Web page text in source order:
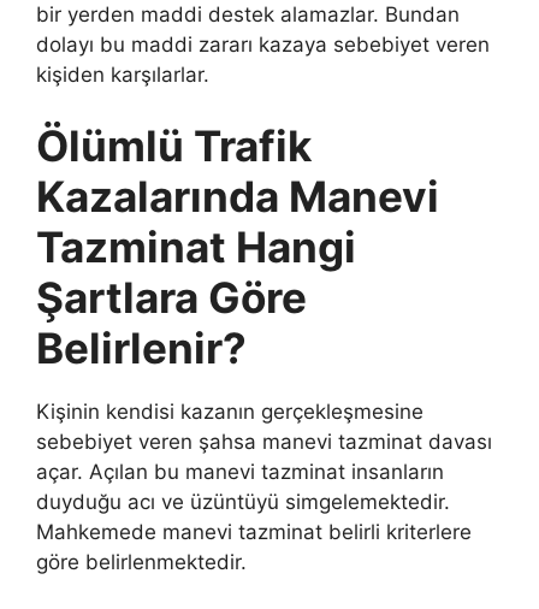
bir yerden maddi destek alamazlar. Bundan
dolayı bu maddi zararı kazaya sebebiyet veren
kişiden karşılarlar.
Ölümlü Trafik
Kazalarında Manevi
Tazminat Hangi
Şartlara Göre
Belirlenir?
Kişinin kendisi kazanın gerçekleşmesine
sebebiyet veren şahsa manevi tazminat davası
açar. Açılan bu manevi tazminat insanların
duyduğu acı ve üzüntüyü simgelemektedir.
Mahkemede manevi tazminat belirli kriterlere
göre belirlenmektedir.